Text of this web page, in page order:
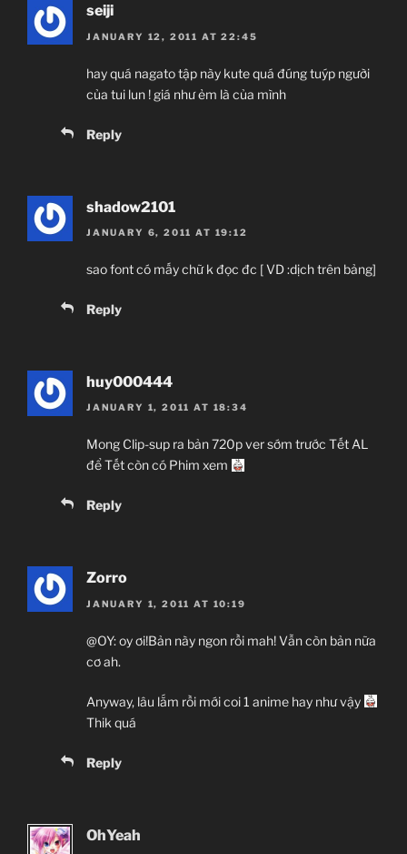
seiji
JANUARY 12, 2011 AT 22:45
hay quá nagato tập này kute quá đúng tuýp người
của tui lun ! giá như ẻm là của mình
Reply
shadow2101
JANUARY 6, 2011 AT 19:12
sao font có mấy chữ k đọc đc [ VD :dịch trên bảng]
Reply
huy000444
JANUARY 1, 2011 AT 18:34
Mong Clip-sup ra bản 720p ver sớm trước Tết AL
để Tết còn có Phim xem
Reply
Zorro
JANUARY 1, 2011 AT 10:19
@OY: oy ơi!Bản này ngon rồi mah! Vẫn còn bản nữa
cơ ah.
Anyway, lâu lắm rồi mới coi 1 anime hay như vậy
Thik quá
Reply
OhYeah